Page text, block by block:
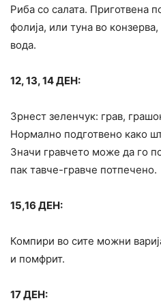
Риба со салата. Приготвена
фолија, или туна во
вода.
12, 13, 14 ДЕН:
Зрнест зеленчук: грав,
Нормално подготвено како
Значи гравчето може да го
пак тавче-гравче потпечено.
15,16 ДЕН:
Компири во сите можни
и помфрит.
17 ДЕН: